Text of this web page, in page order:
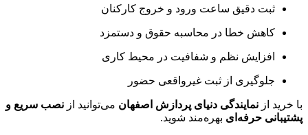
ثبت دقیق ساعت ورود و خروج کارکنان
کاهش خطا در محاسبه حقوق و دستمزد
افزایش نظم و شفافیت در محیط کاری
جلوگیری از ثبت غیرواقعی حضور
با خرید از نمایندگی دنیای پردازش اصفهان می‌توانید از نصب سریع و
پشتیبانی حرفه‌ای بهره‌مند شوید.